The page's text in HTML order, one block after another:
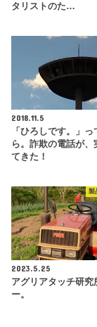
タリストのた…
2018.11.5
「ひろしです。」
ら。詐欺の電話が、
てきた！
製
2023.5.25
アグリアタッチ研究
ー。